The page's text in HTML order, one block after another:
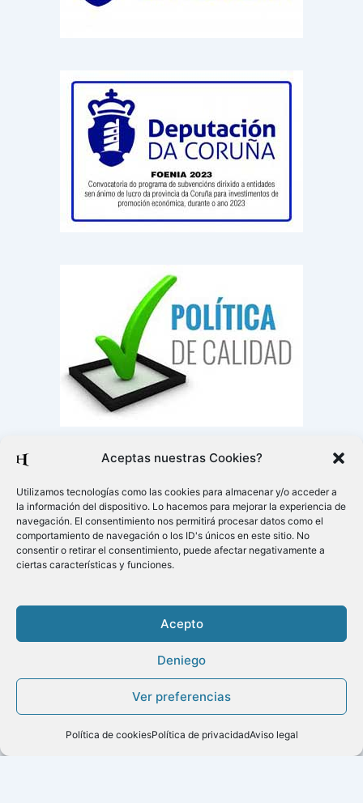
Aceptas nuestras Cookies?
Utilizamos tecnologías como las cookies para almacenar y/o acceder a
la información del dispositivo. Lo hacemos para mejorar la experiencia de
navegación. El consentimiento nos permitirá procesar datos como el
comportamiento de navegación o los ID's únicos en este sitio. No
consentir o retirar el consentimiento, puede afectar negativamente a
ciertas características y funciones.
Acepto
Deniego
Ver preferencias
Política de cookiesPolítica de privacidadAviso legal
Copyright ©2020
Menú